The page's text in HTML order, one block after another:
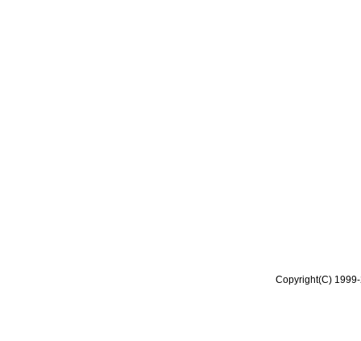
Copyright(C)